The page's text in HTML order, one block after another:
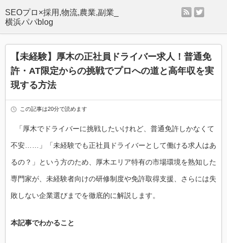
SEOプロ×採用,物流,農業,副業_
横浜パパblog
rss
【未経験】厚木の正社員ドライバー求人！普通免
許・AT限定からの挑戦でプロへの道と高年収を実
現する方法
この記事は20分で読めます
「厚木でドライバーに挑戦したいけれど、普通免許しかなくて
不安……」「未経験でも正社員ドライバーとして働ける求人はあ
るの？」という方のため、厚木エリア特有の市場環境を熟知した
専門家が、未経験者向けの研修制度や免許取得支援、さらには失
敗しない企業選びまでを徹底的に解説します。
本記事でわかること